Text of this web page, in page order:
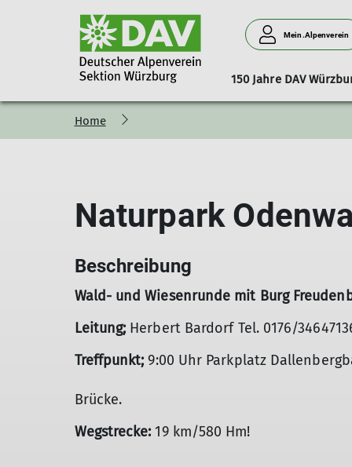
Mein.Alpenverein
150 Jahre DAV
Vorstand Beirat Ehrenamt
Sportangebote
Wandern
Bergsteigen
AufgabenGruppen
Mitgliedschaft Spenden Bibliothek
Vernagthütte
Stadtmeisterschaft_2026 News Preise &
Home
Naturpark
Beschreibung
Wald- und Wiesenrunde mit Burg
Leitung; Herbert Bardorf Tel. 0176/
Treffpunkt; 9:00 Uhr Parkplatz
Brücke.
Wegstrecke: 19 km/580 Hm!